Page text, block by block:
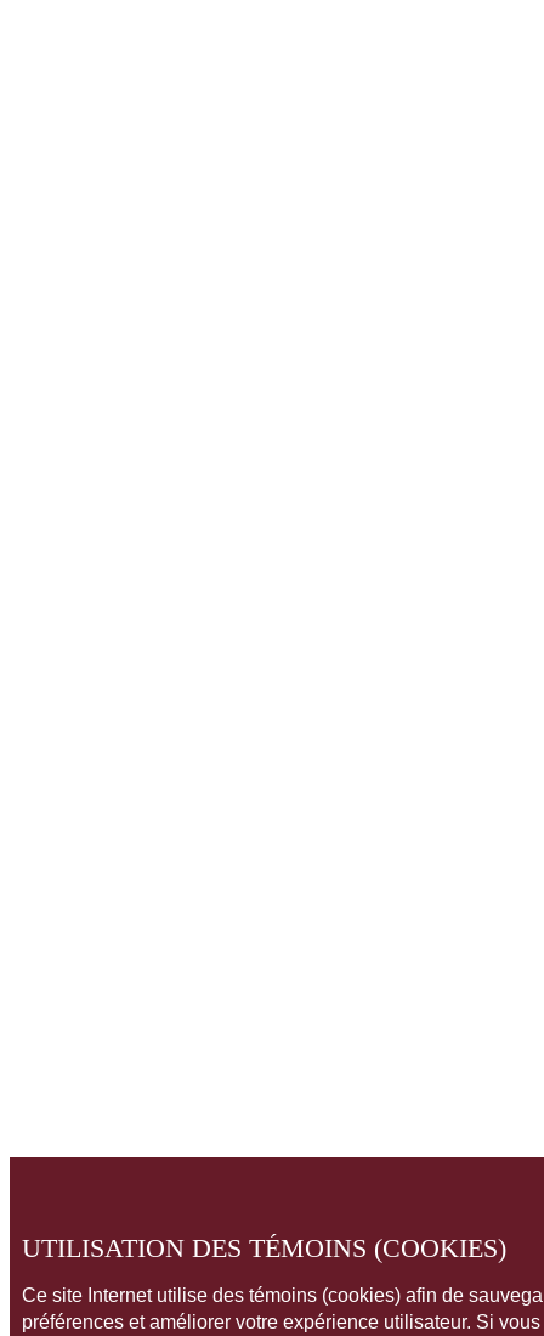
UTILISATION DES TÉMOINS (COOKIES)
Ce site Internet utilise des témoins (cookies) afin de
préférences et améliorer votre expérience utilisateur. Si